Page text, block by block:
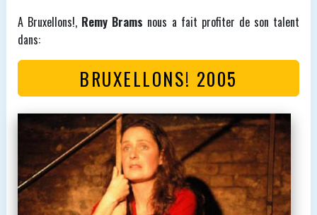
A Bruxellons!, Remy Brams nous a fait profiter de son talent
dans:
BRUXELLONS! 2005